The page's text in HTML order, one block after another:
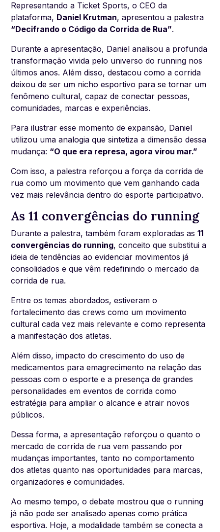
Representando a Ticket Sports, o CEO da
plataforma, Daniel Krutman, apresentou a palestra
“Decifrando o Código da Corrida de Rua”.
Durante a apresentação, Daniel analisou a profunda
transformação vivida pelo universo do running nos
últimos anos. Além disso, destacou como a corrida
deixou de ser um nicho esportivo para se tornar um
fenômeno cultural, capaz de conectar pessoas,
comunidades, marcas e experiências.
Para ilustrar esse momento de expansão, Daniel
utilizou uma analogia que sintetiza a dimensão dessa
mudança: “O que era represa, agora virou mar.”
Com isso, a palestra reforçou a força da corrida de
rua como um movimento que vem ganhando cada
vez mais relevância dentro do esporte participativo.
As 11 convergências do running
Durante a palestra, também foram exploradas as 11
convergências do running, conceito que substitui a
ideia de tendências ao evidenciar movimentos já
consolidados e que vêm redefinindo o mercado da
corrida de rua.
Entre os temas abordados, estiveram o
fortalecimento das crews como um movimento
cultural cada vez mais relevante e como representa
a manifestação dos atletas.
Além disso, impacto do crescimento do uso de
medicamentos para emagrecimento na relação das
pessoas com o esporte e a presença de grandes
personalidades em eventos de corrida como
estratégia para ampliar o alcance e atrair novos
públicos.
Dessa forma, a apresentação reforçou o quanto o
mercado de corrida de rua vem passando por
mudanças importantes, tanto no comportamento
dos atletas quanto nas oportunidades para marcas,
organizadores e comunidades.
Ao mesmo tempo, o debate mostrou que o running
já não pode ser analisado apenas como prática
esportiva. Hoje, a modalidade também se conecta a